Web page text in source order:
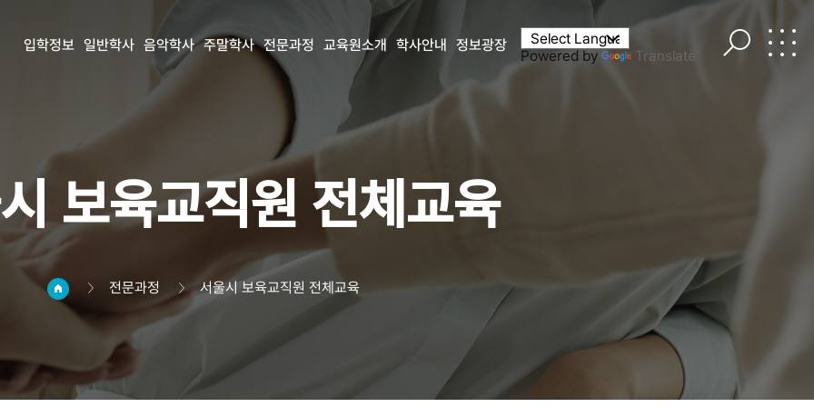
입학정보 일반학사 음악학사 주말학사 전문과정 교육원소개 학사안내 정보광장
Powered by Translate
보육교직원 전체교육
전문과정 서울시 보육교직원 전체교육